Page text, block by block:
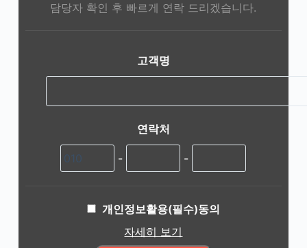
담당자 확인 후 빠르게 연락 드리겠습니다.
고객명
연락처
- -
개인정보활용(필수)동의
자세히 보기